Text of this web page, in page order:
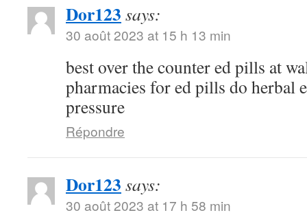
Dor123 says:
30 août 2023 at 15 h 13 min
best over the counter ed pills at
pharmacies for ed pills do herbal
pressure
Répondre
Dor123 says:
30 août 2023 at 17 h 58 min